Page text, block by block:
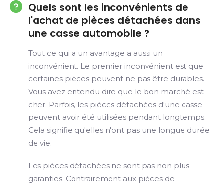
Quels sont les inconvénients de
l'achat de pièces détachées dans
une casse automobile ?
Tout ce qui a un avantage a aussi un
inconvénient. Le premier inconvénient est que
certaines pièces peuvent ne pas être durables.
Vous avez entendu dire que le bon marché est
cher. Parfois, les pièces détachées d'une casse
peuvent avoir été utilisées pendant longtemps.
Cela signifie qu'elles n'ont pas une longue durée
de vie.
Les pièces détachées ne sont pas non plus
garanties. Contrairement aux pièces de